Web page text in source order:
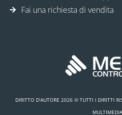
Fai una richiesta di vendita
DIRITTO D’AUTORE 2026 © TUTTI I DIRITTI